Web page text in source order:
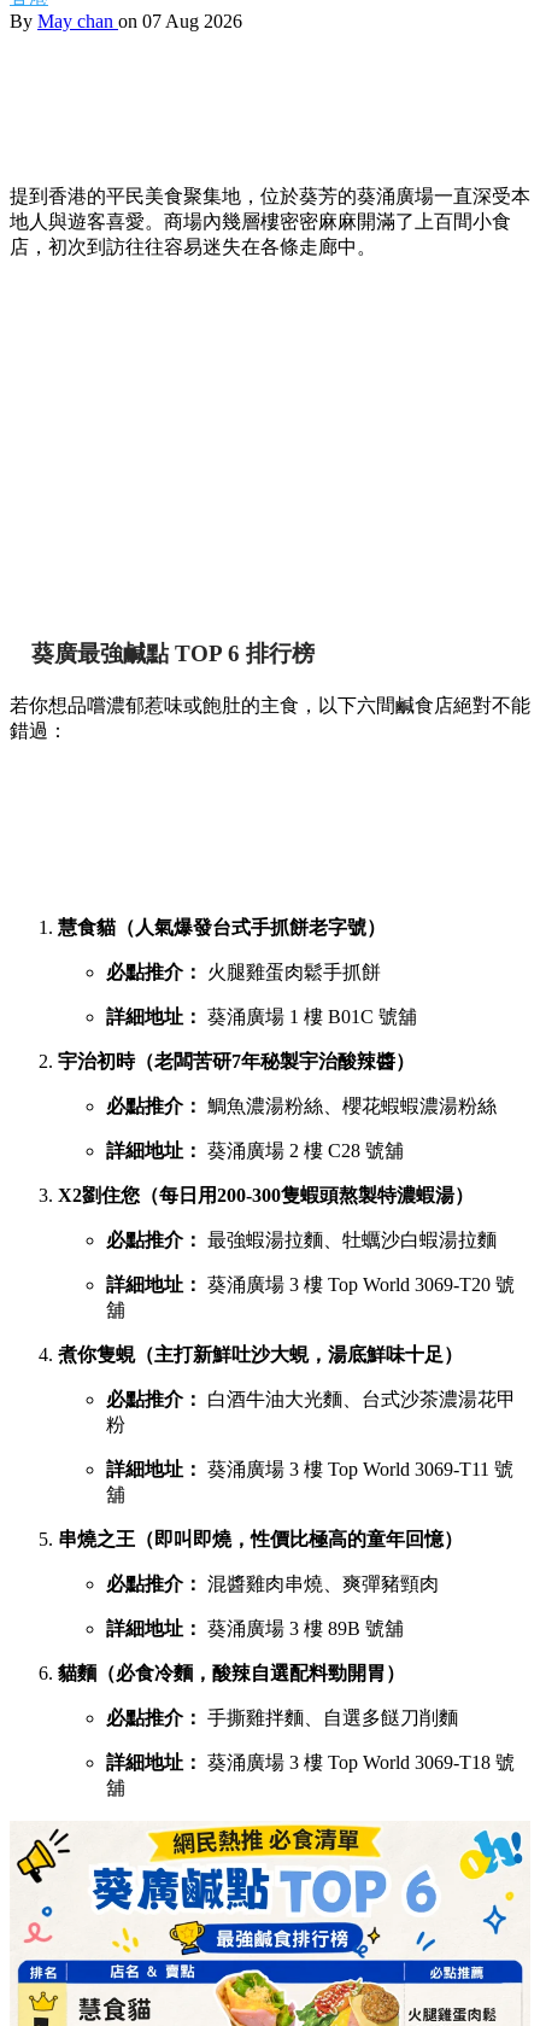
By May chan on 07 Aug 2026
提到香港的平民美食聚集地，位於葵芳的葵涌廣場一直深受本
地人與遊客喜愛。商場內幾層樓密密麻麻開滿了上百間小食
店，初次到訪往往容易迷失在各條走廊中。
葵廣最強鹹點 TOP 6 排行榜
若你想品嚐濃郁惹味或飽肚的主食，以下六間鹹食店絕對不能
錯過：
慧食貓（人氣爆發台式手抓餅老字號）
必點推介： 火腿雞蛋肉鬆手抓餅
詳細地址： 葵涌廣場 1 樓 B01C 號舖
宇治初時（老闆苦研7年秘製宇治酸辣醬）
必點推介： 鯛魚濃湯粉絲、櫻花蝦蝦濃湯粉絲
詳細地址： 葵涌廣場 2 樓 C28 號舖
X2劉住您（每日用200-300隻蝦頭熬製特濃蝦湯）
必點推介： 最強蝦湯拉麵、牡蠣沙白蝦湯拉麵
詳細地址： 葵涌廣場 3 樓 Top World 3069-T20 號
舖
煮你隻蜆（主打新鮮吐沙大蜆，湯底鮮味十足）
必點推介：
白酒牛油大光麵、台式沙茶濃湯花甲
粉
詳細地址： 葵涌廣場 3 樓 Top World 3069-T11 號
舖
串燒之王（即叫即燒，性價比極高的童年回憶）
必點推介： 混醬雞肉串燒、爽彈豬頸肉
詳細地址： 葵涌廣場 3 樓 89B 號舖
貓麵（必食冷麵，酸辣自選配料勁開胃）
必點推介： 手撕雞拌麵、自選多餸刀削麵
詳細地址： 葵涌廣場 3 樓 Top World 3069-T18 號
舖